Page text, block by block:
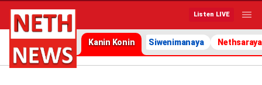
Listen LIVE
Kanin Konin Siwenimanaya Nethsaraya